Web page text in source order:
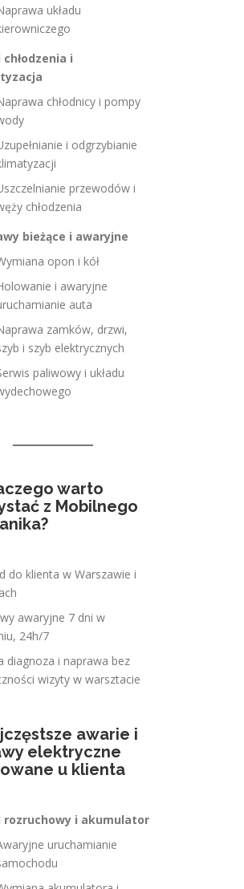
układu
chłodzenia i
chłodnicy i pompy
i odgrzybianie
przewodów i
chłodzenia
bieżące i awaryjne
opon i kół
i awaryjne
auta
zamków, drzwi,
i szyb elektrycznych
paliwowy i układu
warto
z Mobilnego
do klienta w Warszawie i
awaryjne 7 dni w
24h/7
diagnoza i naprawa bez
wizyty w warsztacie
awarie i
elektryczne
u klienta
rozruchowy i akumulator
uruchamianie